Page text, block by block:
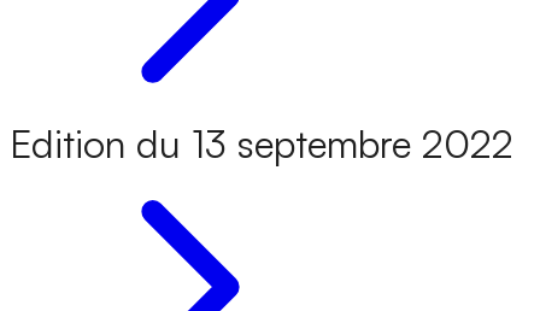
Edition du 13 septembre 2022